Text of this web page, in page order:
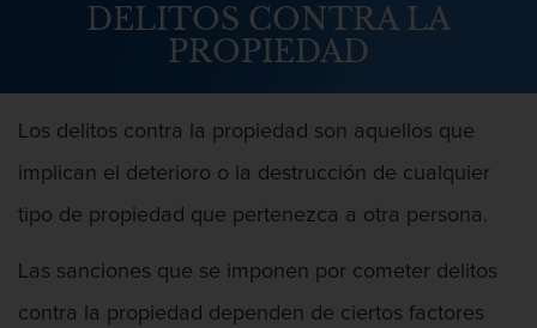
Abuso Infantil
Agresión Sexual
Asalto y Agresión
Agresión
Agresión contra un agente del orden
público
DELITOS CONTRA LA
PROPIEDAD
Los delitos contra la propiedad son aquellos que
implican el deterioro o la destrucción de cualquier
tipo de propiedad que pertenezca a otra persona.
Las sanciones que se imponen por cometer delitos
contra la propiedad dependen de ciertos factores